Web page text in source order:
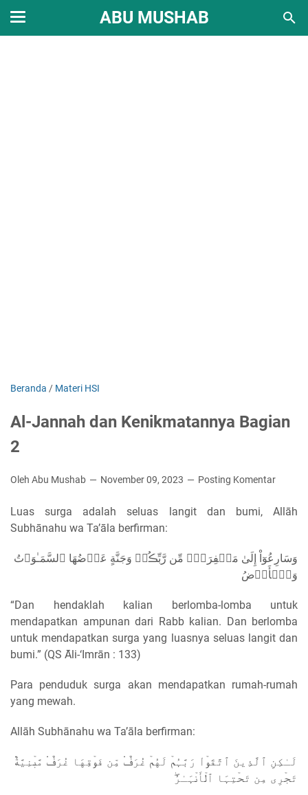
ABU MUSHAB
Beranda / Materi HSI
Al-Jannah dan Kenikmatannya Bagian
2
Oleh Abu Mushab November 09, 2023 Posting Komentar
Luas surga adalah seluas langit dan bumi, Allāh
Subhānahu wa Ta’āla berfirman:
وَسَارِعُوٓاْ إِلَىٰ مَغۡفِرَةٍ۬ مِّن رَّبِّڪُمۡ وَجَنَّةٍ عَرۡضُهَا ٱلسَّمَـٰوَٲتُ
وَٱلۡأَرۡضُ
“Dan hendaklah kalian berlomba-lomba untuk
mendapatkan ampunan dari Rabb kalian. Dan berlomba
untuk mendapatkan surga yang luasnya seluas langit dan
bumi.” (QS Āli-‘Imrān : 133)
Para penduduk surga akan mendapatkan rumah-rumah
yang mewah.
Allāh Subhānahu wa Ta’āla berfirman:
لَـٰكِنِ ٱلَّذِينَ ٱتَّقَوۡاْ رَبَّہُمۡ لَهُمۡ غُرَفٌ۬ مِّن فَوۡقِهَا غُرَفٌ۬ مَّبۡنِيَّةٌ۬
تَجۡرِى مِن تَحۡتِہَا ٱلۡأَنۡہَـٰرُ‌ۖ